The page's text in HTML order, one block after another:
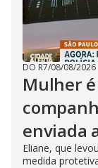
DO R7/08/08/2026
Mulher
enviada
Eliane, que
medida